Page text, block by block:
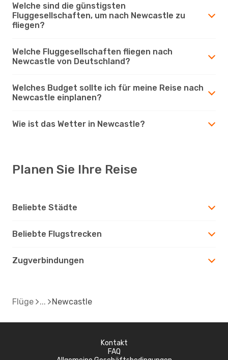
Welche sind die günstigsten
Fluggesellschaften, um nach Newcastle zu
fliegen?
Welche Fluggesellschaften fliegen nach
Newcastle von Deutschland?
Welches Budget sollte ich für meine Reise nach
Newcastle einplanen?
Wie ist das Wetter in Newcastle?
Planen Sie Ihre Reise
Beliebte Städte
Beliebte Flugstrecken
Zugverbindungen
Flüge Newcastle
Kontakt
FAQ